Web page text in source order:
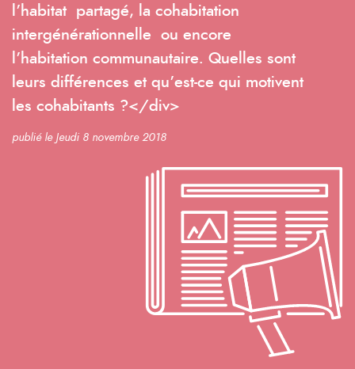
l’habitat partagé, la cohabitation
intergénérationnelle ou encore
l’habitation communautaire. Quelles sont
leurs différences et qu’est-ce qui motivent
les cohabitants ?</div>
publié le Jeudi 8 novembre 2018